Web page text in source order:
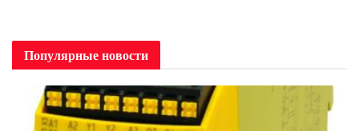
Популярные новости